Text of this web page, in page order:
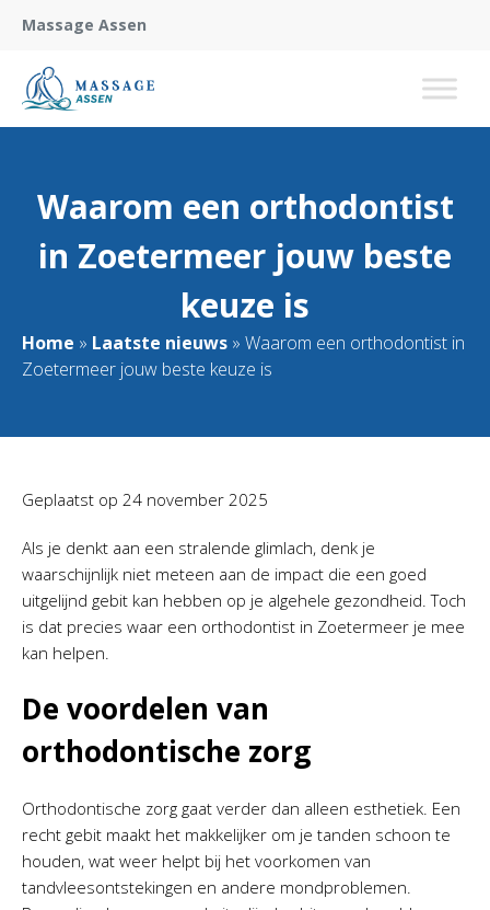
Massage Assen
Waarom een orthodontist
in Zoetermeer jouw beste
keuze is
Home » Laatste nieuws » Waarom een orthodontist in
Zoetermeer jouw beste keuze is
Geplaatst op 24 november 2025
Als je denkt aan een stralende glimlach, denk je
waarschijnlijk niet meteen aan de impact die een goed
uitgelijnd gebit kan hebben op je algehele gezondheid. Toch
is dat precies waar een orthodontist in Zoetermeer je mee
kan helpen.
De voordelen van
orthodontische zorg
Orthodontische zorg gaat verder dan alleen esthetiek. Een
recht gebit maakt het makkelijker om je tanden schoon te
houden, wat weer helpt bij het voorkomen van
tandvleesontstekingen en andere mondproblemen.